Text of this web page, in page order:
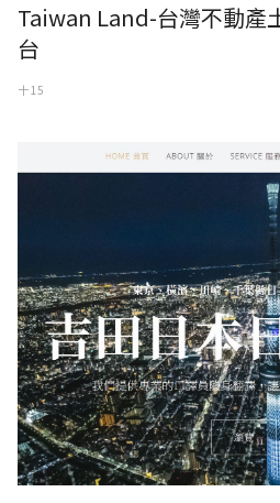
Taiwan Land-台灣不動產
台
十 15
網址：http://yoshida.rumotan.com/